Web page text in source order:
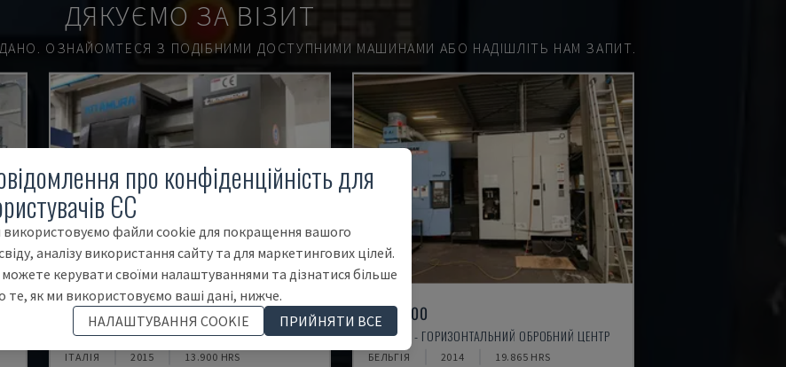
ДЯКУЄМО ЗА ВІЗИТ
ОЗНАЙОМТЕСЯ З ПОДІБНИМИ ДОСТУПНИМИ МАШИНАМИ АБО НАДІШЛІТЬ НАМ ЗАПИТ.
MYCENTER HX500IG
KITAMURA - ГОРИЗОНТАЛЬНИЙ ОБРОБНИЙ ЦЕНТР
ІТАЛІЯ 2015 13.900 HRS
NHP6300
DOOSAN - ГОРИЗОНТАЛЬНИЙ ОБРОБНИЙ ЦЕНТР
БЕЛЬГІЯ 2014 19.865 HRS
про конфіденційність для
ЄС
файли cookie для покращення вашого
аналізу використання сайту та для маркетингових цілей.
керувати своїми налаштуваннями та дізнатися більше
те, як ми використовуємо ваші дані, нижче.
НАЛАШТУВАННЯ COOKIE
ПРИЙНЯТИ ВСЕ